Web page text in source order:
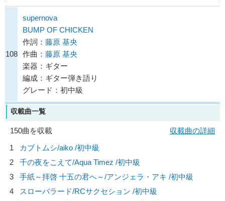
108
supernova
BUMP OF CHICKEN
作詞： 藤原 基央
作曲： 藤原 基央
楽器：ギター
編成：ギター弾き語り
グレード：初中級
収載曲一覧
150曲を収載
収載曲の詳細
1
カブトムシ/aiko /初中級
2
千の夜をこえて/Aqua Timez /初中級
3
手紙～拝啓 十五の君へ～/アンジェラ・アキ /初中級
4
スローバラード/RCサクセション /初中級